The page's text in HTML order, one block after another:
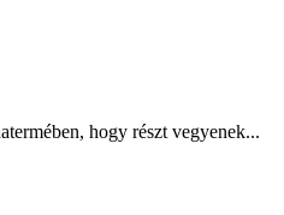
hogy részt vegyenek...